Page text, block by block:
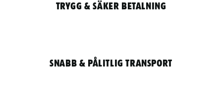
Trygg & säker betalning
Snabb & pålitlig transport